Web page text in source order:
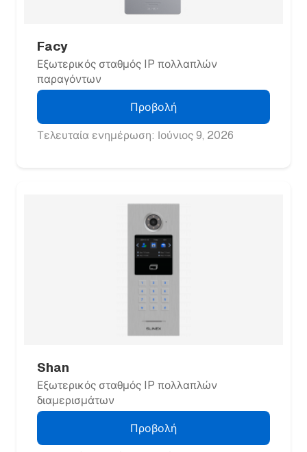
Facy
Εξωτερικός σταθμός IP πολλαπλών
παραγόντων
Προβολή
Τελευταία ενημέρωση: Ιούνιος 9, 2026
Shan
Εξωτερικός σταθμός IP πολλαπλών
διαμερισμάτων
Προβολή